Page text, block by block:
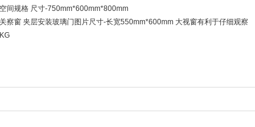
间规格 尺寸-750mm*600mm*800mm
察窗 夹层安装玻璃门图片尺寸-长宽550mm*600mm 大视窗有利于仔细观察